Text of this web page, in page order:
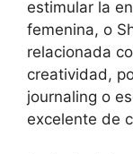
estimular la
femenina, o
relacionada
creatividad,
journaling o
excelente de